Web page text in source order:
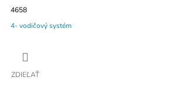
4658
4- vodičový systém
ZDIEĽAŤ